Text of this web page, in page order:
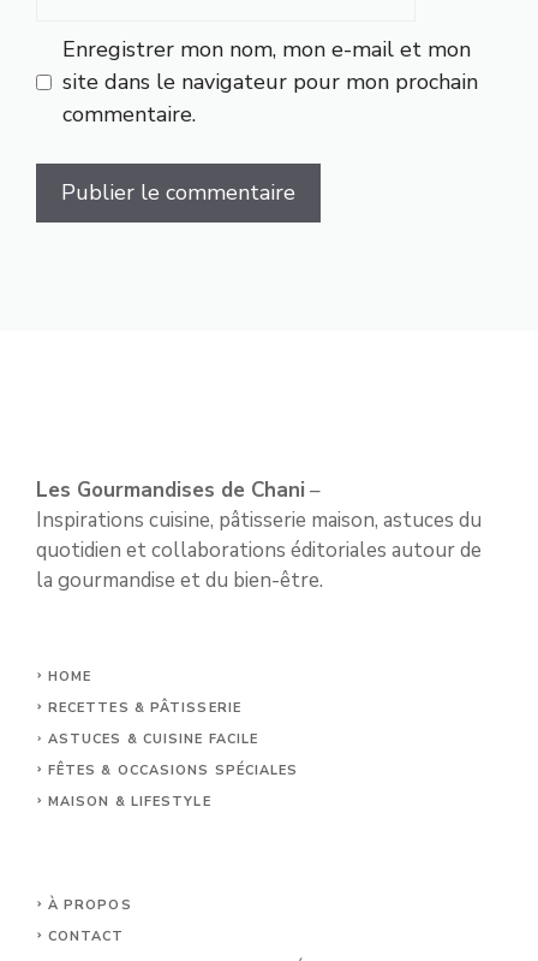
Enregistrer mon nom, mon e-mail et mon
site dans le navigateur pour mon prochain
commentaire.
Les Gourmandises de Chani –
Inspirations cuisine, pâtisserie maison, astuces du
quotidien et collaborations éditoriales autour de
la gourmandise et du bien-être.
HOME
RECETTES & PÂTISSERIE
ASTUCES & CUISINE FACILE
FÊTES & OCCASIONS SPÉCIALES
MAISON & LIFESTYLE
À PROPOS
CONTACT